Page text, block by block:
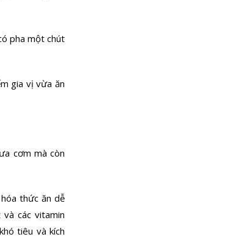
pha một chút
gia vị vừa ăn
cơm mà còn
thức ăn dễ
các vitamin
tiêu và kích